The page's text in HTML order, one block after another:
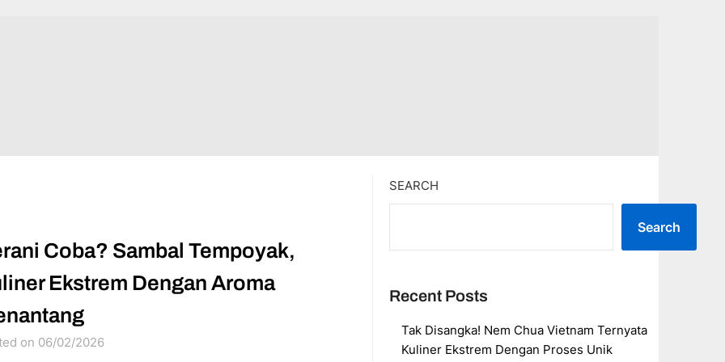
Coba? Sambal Tempoyak,
Ekstrem Dengan Aroma
on 06/02/2026
SEARCH
Search
Recent Posts
Tak Disangka! Nem Chua Vietnam Ternyata
Kuliner Ekstrem Dengan Proses Unik